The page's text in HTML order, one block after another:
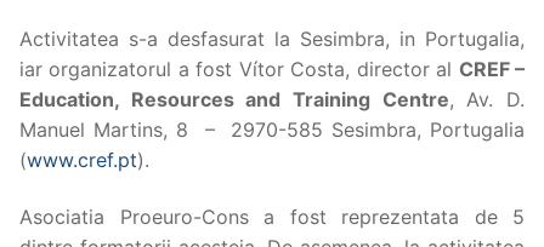
Activitatea s-a desfasurat la Sesimbra, in Portugalia,
iar organizatorul a fost Vítor Costa, director al CREF –
Education, Resources and Training Centre, Av. D.
Manuel Martins, 8 – 2970-585 Sesimbra, Portugalia
(www.cref.pt).
Asociatia Proeuro-Cons a fost reprezentata de 5